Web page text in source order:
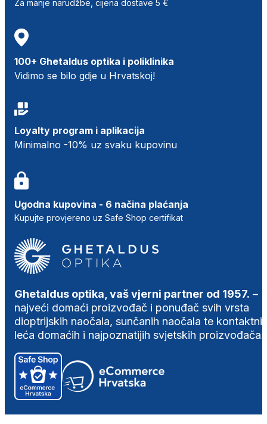
Za manje narudžbe, cijena dostave 5 €
100+ Ghetaldus optika i poliklinika
Vidimo se bilo gdje u Hrvatskoj!
Loyalty program i aplikacija
Minimalno -10% uz svaku kupovinu
Ugodna kupovina - 6 načina plaćanja
Kupujte provjereno uz Safe Shop certifikat
Ghetaldus optika, vaš vjerni partner od 1957. –
najveći domaći proizvođač i ponuđač svih vrsta
dioptrijskih naočala, sunčanih naočala te
leća domaćih i najpoznatijih svjetskih proizvođača.